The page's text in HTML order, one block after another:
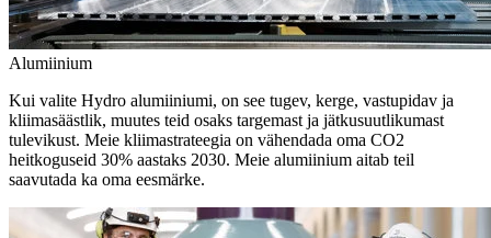
Alumiinium
Kui valite Hydro alumiiniumi, on see tugev, kerge, vastupidav ja
kliimasäästlik, muutes teid osaks targemast ja jätkusuutlikumast
tulevikust. Meie kliimastrateegia on vähendada oma CO2
heitkoguseid 30% aastaks 2030. Meie alumiinium aitab teil
saavutada ka oma eesmärke.